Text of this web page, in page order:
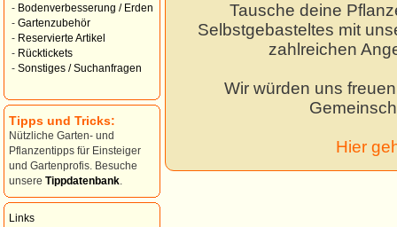
- Bodenverbesserung / Erden
- Gartenzubehör
- Reservierte Artikel
- Rücktickets
- Sonstiges / Suchanfragen
Tipps und Tricks:
Nützliche Garten- und
Pflanzentipps für Einsteiger
und Gartenprofis. Besuche
unsere Tippdatenbank
Links
Tausche deine
Selbstgebasteltes mit
zahlreichen
Wir würden uns
Hier